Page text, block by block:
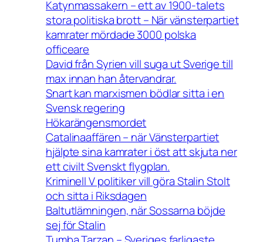
Katynmassakern – ett av 1900-talets
stora politiska brott – När vänsterpartiet
kamrater mördade 3000 polska
officeare
David från Syrien vill suga ut Sverige till
max innan han återvandrar.
Snart kan marxismen bödlar sitta i en
Svensk regering
Hökarängensmordet
Catalinaaffären – när Vänsterpartiet
hjälpte sina kamrater i öst att skjuta ner
ett civilt Svenskt flygplan.
Kriminell V politiker vill göra Stalin Stolt
och sitta i Riksdagen
Baltutlämningen, när Sossarna böjde
sej för Stalin